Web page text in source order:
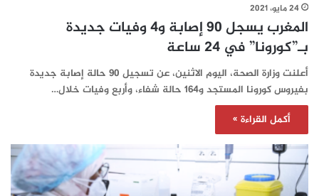
24 مايو، 2021
المغرب يسجل 90 إصابة و4 وفيات جديدة
بـ”كورونا” في 24 ساعة‎
أعلنت وزارة الصحة، اليوم الاثنين، عن تسجيل 90 حالة إصابة جديدة
بفيروس كورونا المستجد و164 حالة شفاء، وأربع وفيات خلال…
أكمل القراءة »